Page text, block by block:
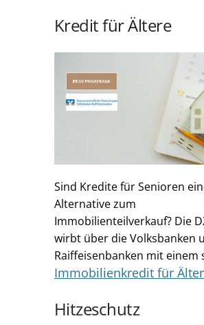
Kredit für Ältere
Sind Kredite für Senioren
Alternative zum
Immobilienteilverkauf? Die
wirbt über die Volksbanken
Raiffeisenbanken mit einem
Immobilienkredit für
Hitzeschutz